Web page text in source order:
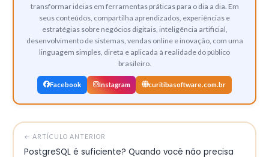
transformar ideias em ferramentas práticas para o dia a dia. Em
seus conteúdos, compartilha aprendizados, experiências e
estratégias sobre negócios digitais, inteligência artificial,
desenvolvimento de sistemas, vendas online e inovação, com uma
linguagem simples, direta e aplicada à realidade do público
brasileiro.
Facebook Instagram curitibasoftware.com.br
← ARTÍCULO ANTERIOR
PostgreSQL é suficiente? Quando você não precisa